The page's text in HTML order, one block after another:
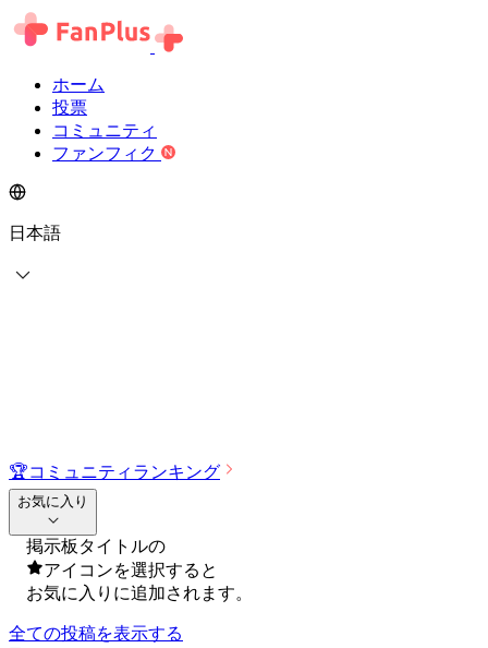
ホーム
投票
コミュニティ
ファンフィク
日本語
🏆コミュニティランキング
お気に入り
掲示板タイトルの
アイコンを選択すると
お気に入りに追加されます。
全ての投稿を表示する